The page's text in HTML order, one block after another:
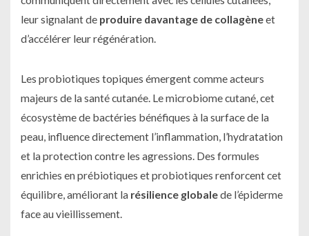
leur signalant de produire davantage de collagèneet
d’accélérer leur régénération.
Les probiotiques topiques émergent comme acteurs
majeurs de la santé cutanée. Le microbiome cutané, cet
écosystème de bactéries bénéfiques à la surface de la
peau, influence directement l’inflammation, l’hydratation
et la protection contre les agressions. Des formules
enrichies en prébiotiques et probiotiques renforcent cet
équilibre, améliorant la résilience globalede l’épiderme
face au vieillissement.